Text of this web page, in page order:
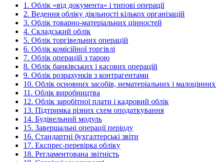
1. Облік «від документа» і типові операції
2. Ведення обліку діяльності кількох організацій
3. Облік товарно-матеріальних цінностей
4. Складський облік
5. Облік торгівельних операцій
6. Облік комісійної торгівлі
7. Облік операцій з тарою
8. Облік банківських і касових операцій
9. Облік розрахунків з контрагентами
10. Облік основних засобів, нематеріальних і малоцінних
11. Облік виробництва
12. Облік заробітної плати і кадровий облік
13. Підтримка різних схем оподаткування
14. Будівельний модуль
15. Завершальні операції періоду
16. Стандартні бухгалтерські звіти
17. Експрес-перевірка обліку
18. Регламентована звітність